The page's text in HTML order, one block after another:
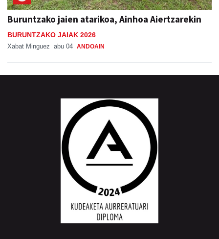
Buruntzako jaien atarikoa, Ainhoa Aiertzarekin
BURUNTZAKO JAIAK 2026
Xabat Minguez abu 04 ANDOAIN